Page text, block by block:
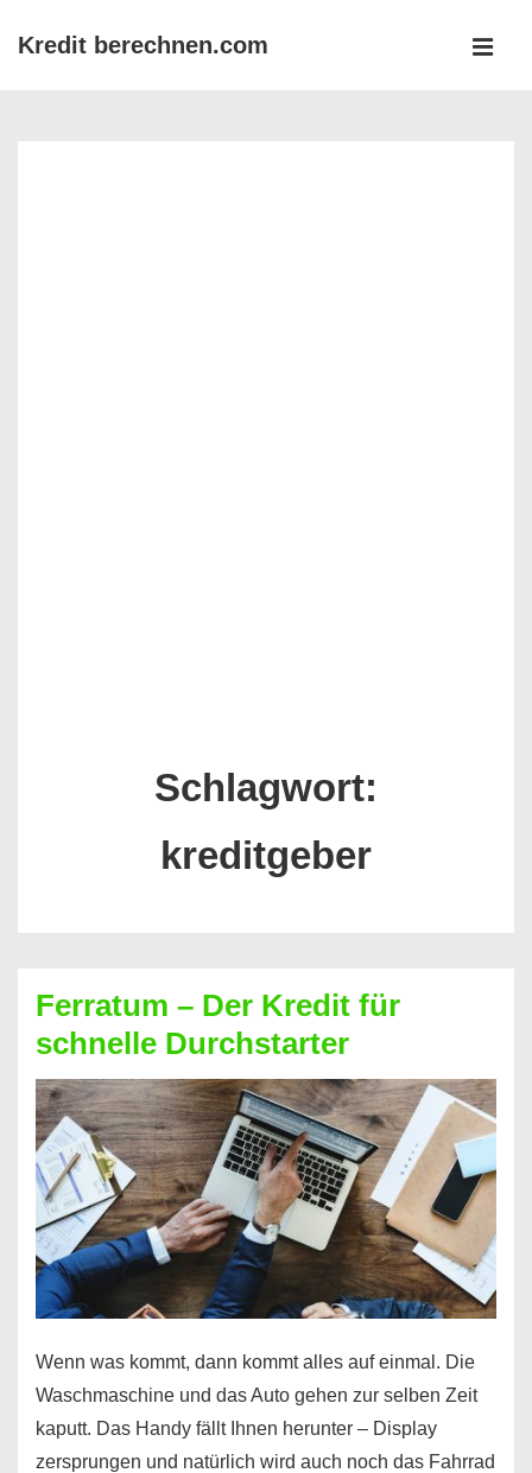
ZumKredit berechnen.com
Schlagwort:
kreditgeber
Ferratum – Der Kredit für
schnelle Durchstarter
Wenn was kommt, dann kommt alles auf einmal. Die
Waschmaschine und das Auto gehen zur selben Zeit
kaputt. Das Handy fällt Ihnen herunter – Display
zersprungen und natürlich wird auch noch das Fahrrad